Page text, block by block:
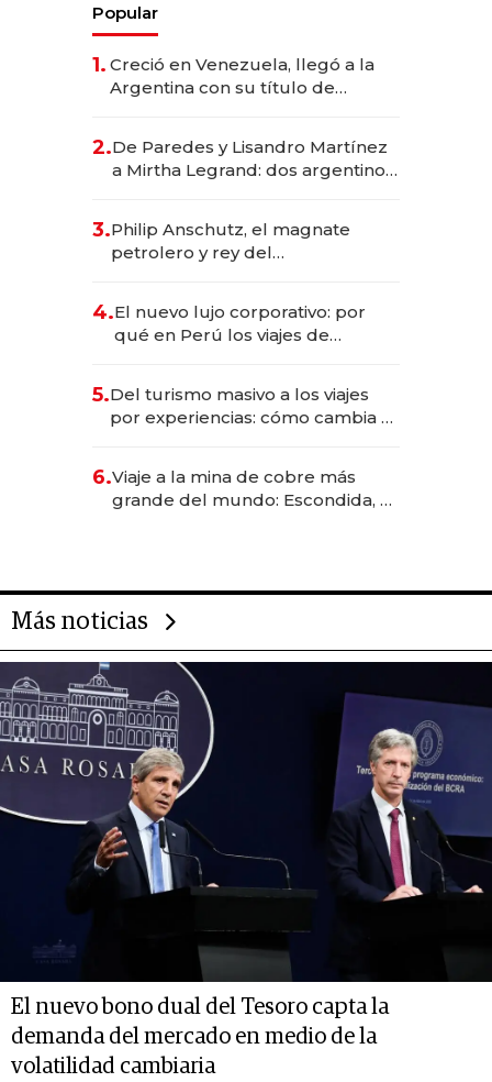
Popular
1. Creció en Venezuela, llegó a la
Argentina con su título de
las marcas "fast premium"
2.De Paredes y Lisandro Martínez
a Mirtha Legrand: dos argentinos
3.Philip Anschutz, el magnate
petrolero y rey del
Fénix
4.El nuevo lujo corporativo: por
qué en Perú los viajes de
transformadoras
5.Del turismo masivo a los viajes
por experiencias: cómo cambia el
6.Viaje a la mina de cobre más
grande del mundo: Escondida, el
Más noticias
El nuevo bono dual del Tesoro capta la
demanda del mercado en medio de la
volatilidad cambiaria